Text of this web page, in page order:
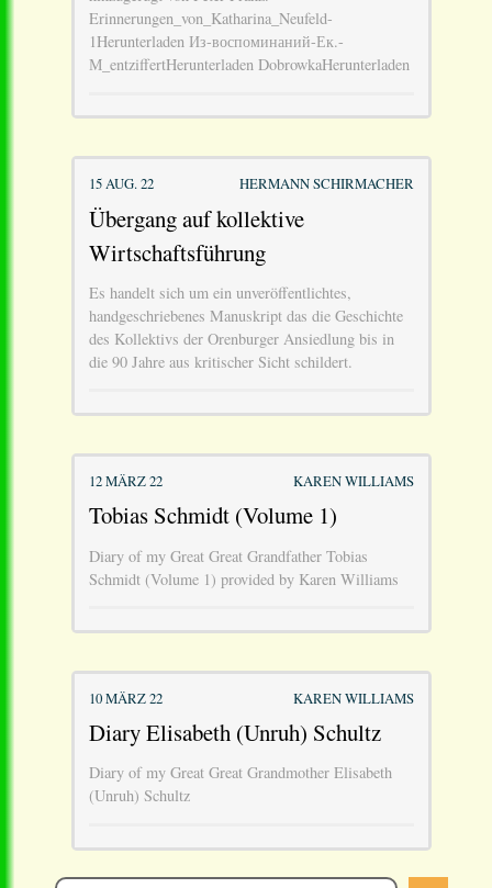
Erinnerungen_von_Katharina_Neufeld-
1Herunterladen Из-воспоминаний-Ек.-
М_entziffertHerunterladen DobrowkaHerunterladen
15 AUG. 22 HERMANN SCHIRMACHER
Übergang auf kollektive
Wirtschaftsführung
Es handelt sich um ein unveröffentlichtes,
handgeschriebenes Manuskript das die Geschichte
des Kollektivs der Orenburger Ansiedlung bis in
die 90 Jahre aus kritischer Sicht schildert.
12 MÄRZ 22 KAREN WILLIAMS
Tobias Schmidt (Volume 1)
Diary of my Great Great Grandfather Tobias
Schmidt (Volume 1) provided by Karen Williams
10 MÄRZ 22 KAREN WILLIAMS
Diary Elisabeth (Unruh) Schultz
Diary of my Great Great Grandmother Elisabeth
(Unruh) Schultz